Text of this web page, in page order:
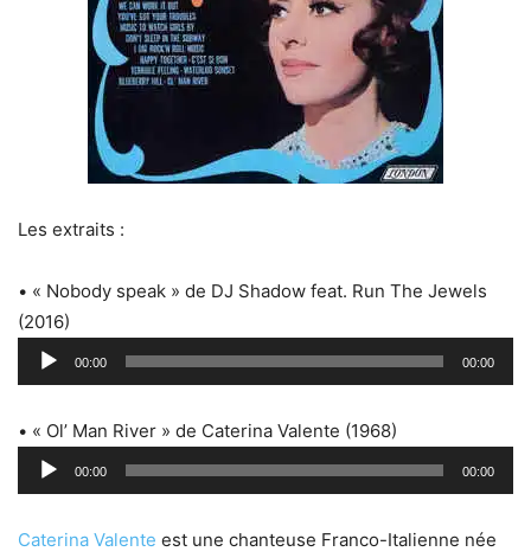
Les extraits :
• « Nobody speak » de DJ Shadow feat. Run The Jewels
(2016)
Lecteur
audio
00:00 00:00
• « Ol’ Man River » de Caterina Valente (1968)
Lecteur
audio
00:00 00:00
Caterina Valente est une chanteuse Franco-Italienne née